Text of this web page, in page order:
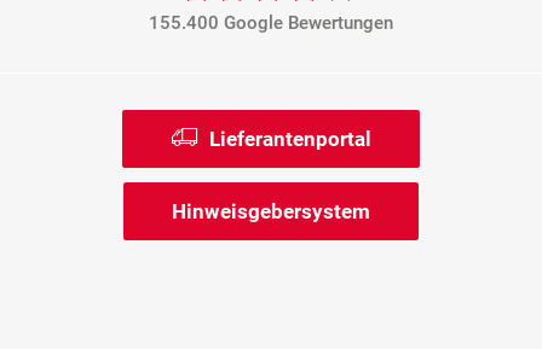
155.400 Google Bewertungen
Lieferantenportal
Hinweisgebersystem